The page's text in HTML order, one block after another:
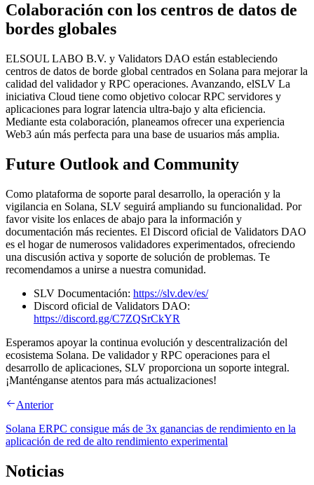
Colaboración con los centros de datos de
bordes globales
ELSOUL LABO B.V. y Validators DAO están estableciendo
centros de datos de borde global centrados en Solana para mejorar la
calidad del validador y RPC operaciones. Avanzando, elSLV La
iniciativa Cloud tiene como objetivo colocar RPC servidores y
aplicaciones para lograr latencia ultra-bajo y alta eficiencia.
Mediante esta colaboración, planeamos ofrecer una experiencia
Web3 aún más perfecta para una base de usuarios más amplia.
Future Outlook and Community
Como plataforma de soporte paral desarrollo, la operación y la
vigilancia en Solana, SLV seguirá ampliando su funcionalidad. Por
favor visite los enlaces de abajo para la información y
documentación más recientes. El Discord oficial de Validators DAO
es el hogar de numerosos validadores experimentados, ofreciendo
una discusión activa y soporte de solución de problemas. Te
recomendamos a unirse a nuestra comunidad.
SLV Documentación: https://slv.dev/es/
Discord oficial de Validators DAO:
https://discord.gg/C7ZQSrCkYR
Esperamos apoyar la continua evolución y descentralización del
ecosistema Solana. De validador y RPC operaciones para el
desarrollo de aplicaciones, SLV proporciona un soporte integral.
¡Manténganse atentos para más actualizaciones!
Anterior
Solana ERPC consigue más de 3x ganancias de rendimiento en la
aplicación de red de alto rendimiento experimental
Noticias